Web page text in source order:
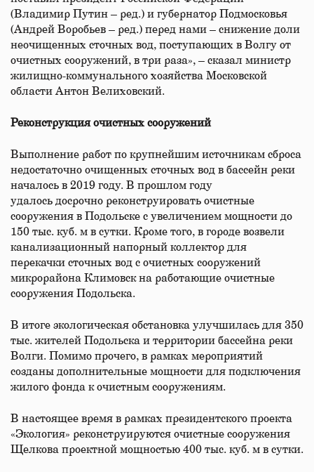
(Владимир Путин – ред.) и губернатор Подмосковья
(Андрей Воробьев – ред.) перед нами – снижение доли
неочищенных сточных вод, поступающих в Волгу от
очистных сооружений, в три раза», – сказал министр
жилищно-коммунального хозяйства Московской
области Антон Велиховский.
Реконструкция очистных сооружений
Выполнение работ по крупнейшим источникам сброса
недостаточно очищенных сточных вод в бассейн реки
началось в 2019 году. В прошлом году
удалось досрочно реконструировать очистные
сооружения в Подольске с увеличением мощности до
150 тыс. куб. м в сутки. Кроме того, в городе возвели
канализационный напорный коллектор для
перекачки сточных вод с очистных сооружений
микрорайона Климовск на работающие очистные
сооружения Подольска.
В итоге экологическая обстановка улучшилась для 350
тыс. жителей Подольска и территории бассейна реки
Волги. Помимо прочего, в рамках мероприятий
созданы дополнительные мощности для подключения
жилого фонда к очистным сооружениям.
В настоящее время в рамках президентского проекта
«Экология» реконструируются очистные сооружения
Щелкова проектной мощностью 400 тыс. куб. м в сутки.